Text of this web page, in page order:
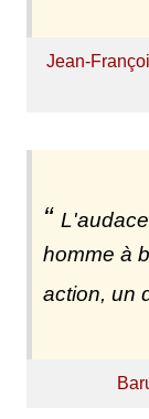
Jean-
homme à
action, un